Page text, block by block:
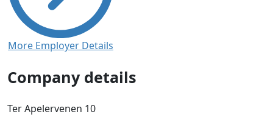
More Employer Details
Company details
Ter Apelervenen 10